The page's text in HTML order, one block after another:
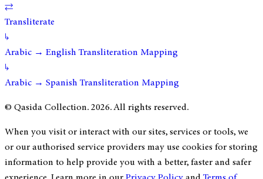
⇄
Transliterate
↳
Arabic → English Transliteration Mapping
↳
Arabic → Spanish Transliteration Mapping
© Qasida Collection.2026. All rights reserved.
When you visit or interact with our sites, services or tools, we
or our authorised service providers may use cookies for storing
information to help provide you with a better, faster and safer